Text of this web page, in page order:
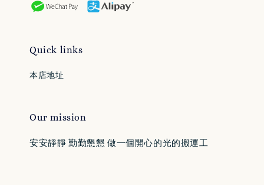
Quick links
本店地址
Our mission
安安靜靜 勤勤懇懇 做一個開心的光的搬運工